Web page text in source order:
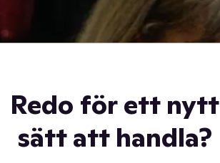
Redo för ett nytt
sätt att handla?